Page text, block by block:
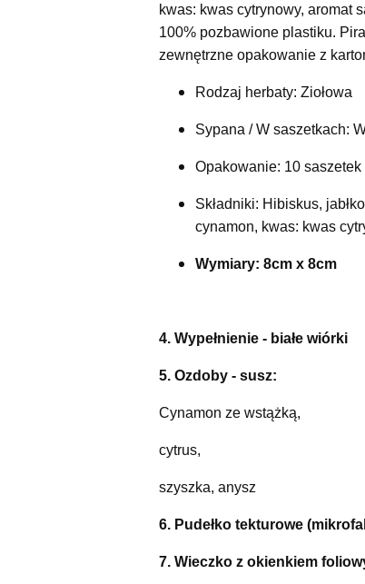
kwas: kwas cytrynowy, aromat
100% pozbawione plastiku.
zewnętrzne opakowanie z
Rodzaj herbaty: Ziołowa
Sypana / W saszetkach:
Opakowanie: 10 saszetek
Składniki: Hibiskus,
cynamon, kwas: kwas
Wymiary: 8cm x 8cm
4. Wypełnienie - białe wiórki
5. Ozdoby - susz:
Cynamon ze wstążką,
cytrus,
szyszka, anysz
6. Pudełko tekturowe
7. Wieczko z okienkiem